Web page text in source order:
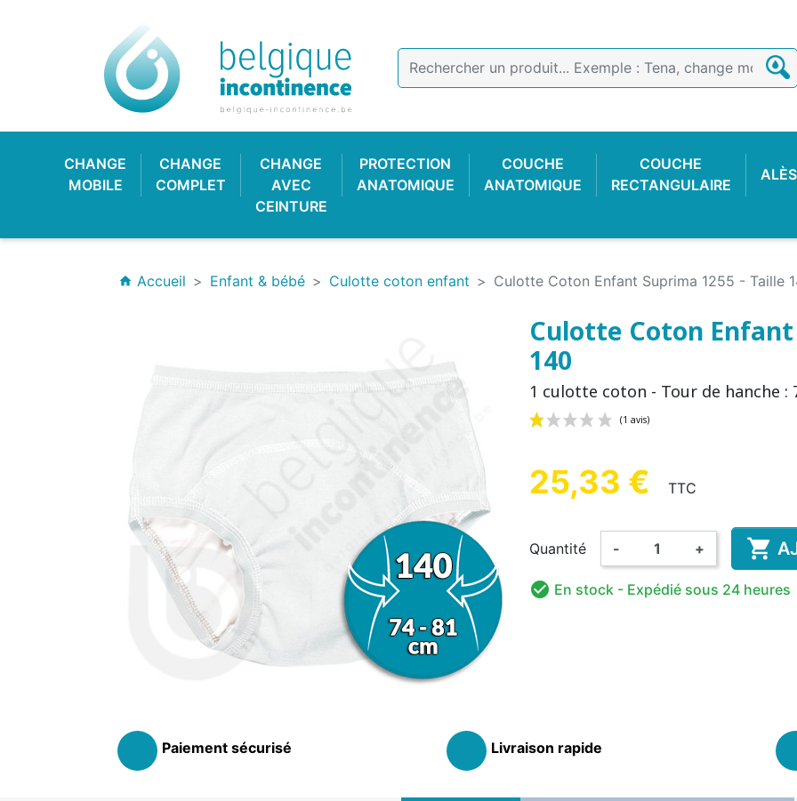
CHANGE
MOBILE
CHANGE
COMPLET
CHANGE
AVEC
CEINTURE
PROTECTION
ANATOMIQUE
PROTECTION
PROTECTION
ANATOMIQUE HOMME
COUCHE
ANATOMIQUE
COUCHE
RECTANGULAIRE
CULOTTE PLASTIQUE CULOTTE COTON SLIP DE FIXATION
MAILLOT DE BAIN PYJAMA BODY
HYGIÈNE & SOIN BAVOIR GANT D'EXAMEN
AIDE À LA CONTINENCE
DÉTACHANT &
DÉSODORISANT
DÉSINFECTION MAINS ET
SURFACES
CHANGE CLASSIQUE CHANGE FACILE
CULOTTE PLASTIQUE
ENFANT
CULOTTE
LANGE PISCINE ENFANT MAILLOT DE BAIN ENFANT
COUCHE LAVABLE
ENFANT
HYGIÈNE & SOIN ENFANT
home Accueil Enfant & bébé Culotte coton enfant Culotte Coton Enfant Suprima 1255 - Taille
Culotte Coton Enfant
140
1 culotte coton - Tour de hanche :
25,33 € TTC
Quantité - + 
 En stock - Expédié sous 24 heures
Paiement sécurisé Livraison rapide